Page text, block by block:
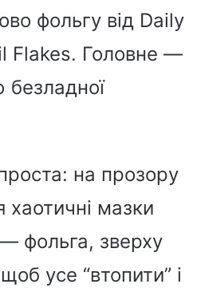
фольгу від Daily
Flakes. Головне —
безладної
на прозору
хаотичні мазки
фольга, зверху
усе “втопити” і